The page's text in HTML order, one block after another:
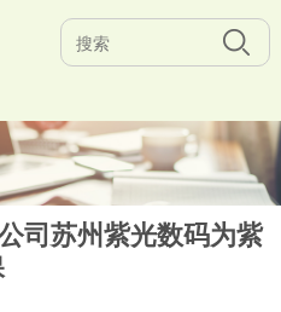
司苏州紫光数码为紫